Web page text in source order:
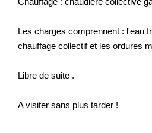
Les charges comprennent : l'eau
chauffage collectif et les ordures
Libre de suite .
A visiter sans plus tarder !